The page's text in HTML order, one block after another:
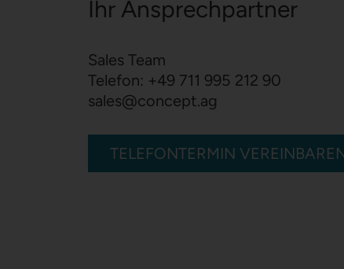
Ihr Ansprechpartner
Sales Team
Telefon: +49 711 995 212 90
sales@concept.ag
TELEFONTERMIN